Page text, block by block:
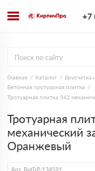
+7
Главная Каталог
Бетонная тротуарная плитка
Тротуарная плитка 342
Тротуарная
механический
Оранжевый